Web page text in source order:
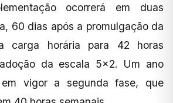
ocorrerá em duas
60 dias após a promulgação da
carga horária para 42 horas
da escala 5×2. Um ano
em vigor a segunda fase, que